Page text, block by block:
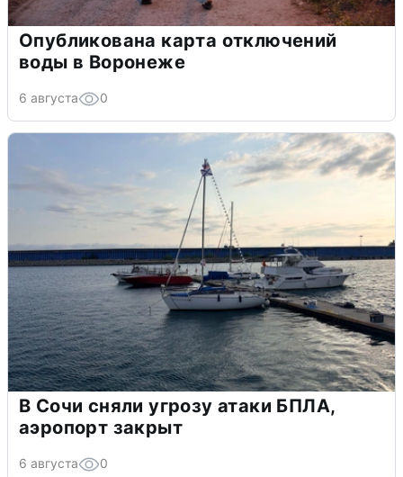
Опубликована карта отключений
воды в Воронеже
6 августа 0
В Сочи сняли угрозу атаки БПЛА,
аэропорт закрыт
6 августа 0